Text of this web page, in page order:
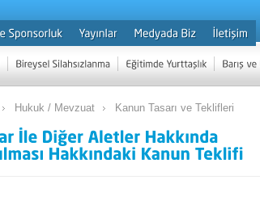
Hukuk / Mevzuat Kanun Tasarı ve Teklifleri